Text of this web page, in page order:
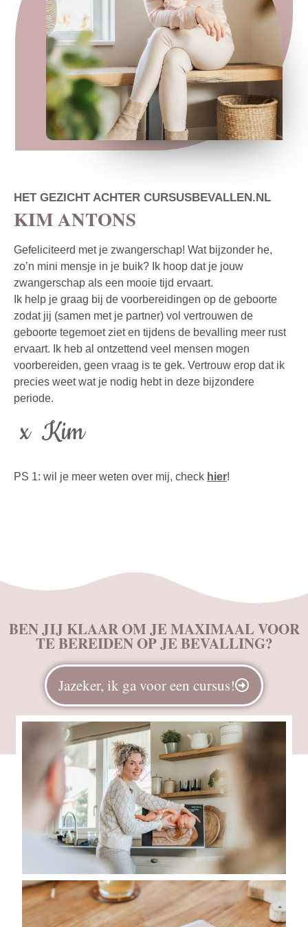
HET GEZICHT ACHTER CURSUSBEVALLEN.NL
KIM ANTONS
Gefeliciteerd met je zwangerschap! Wat bijzonder he,
zo’n mini mensje in je buik? Ik hoop dat je jouw
zwangerschap als een mooie tijd ervaart.
Ik help je graag bij de voorbereidingen op de geboorte
zodat jij (samen met je partner) vol vertrouwen de
geboorte tegemoet ziet en tijdens de bevalling meer rust
ervaart. Ik heb al ontzettend veel mensen mogen
voorbereiden, geen vraag is te gek. Vertrouw erop dat ik
precies weet wat je nodig hebt in deze bijzondere
periode.
x Kim
PS 1: wil je meer weten over mij, check hier!
BEN JIJ KLAAR OM JE MAXIMAAL VOOR
TE BEREIDEN OP JE BEVALLING?
Jazeker, ik ga voor een cursus!